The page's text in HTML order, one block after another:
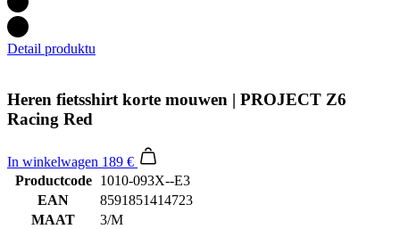
Detail produktu
Heren fietsshirt korte mouwen | PROJECT Z6
Racing Red
In winkelwagen 189 €
Productcode
1010-093X--E3
EAN
8591851414723
MAAT
3/M